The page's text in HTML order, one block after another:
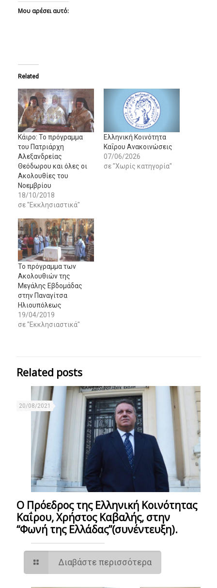
Μου αρέσει αυτό:
Related
Kάιρο: Το πρόγραμμα
του Πατριάρχη
Αλεξανδρείας
Θεόδωρου και όλες οι
Ακολουθίες του
Νοεμβρίου
18/10/2018
σε "Εκκλησιαστικά"
Ελληνική Κοινότητα
Καΐρου Ανακοινώσεις
07/06/2026
σε "Χωρίς κατηγορία"
Το πρόγραμμα των
Ακολουθιών της
Μεγάλης Εβδομάδας
στην Παναγίτσα
Ηλιουπόλεως
19/04/2019
σε "Εκκλησιαστικά"
Related posts
20/08/2021
Ο Πρόεδρος της Ελληνική Κοινότητας
Καΐρου, Χρήστος Καβαλής, στην
“Φωνή της Ελλάδας”(συνέντευξη).
Διαβάστε περισσότερα